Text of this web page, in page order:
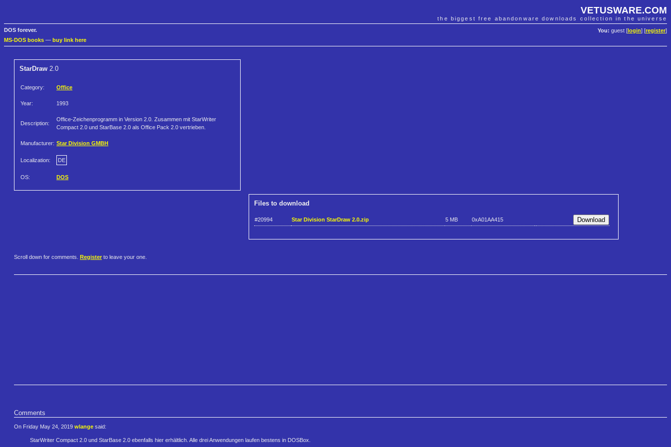
VETUSWARE.COM
the biggest free abandonware downloads collection in the universe
You: guest [ login] [register]
DOS forever.
MS-DOS books — buy link here
StarDraw 2.0
Category: Office
Year: 1993
Description:
Office-Zeichenprogramm in Version 2.0. Zusammen mit StarWriter
Compact 2.0 und StarBase 2.0 als Office Pack 2.0 vertrieben.
Manufacturer: Star Division GMBH
Localization: DE
OS: DOS
Files to download
#20994 Star Division StarDraw 2.0.zip 5 MB 0xA01AA415
Scroll down for comments. Register to leave your one.
Comments
On Friday May 24, 2019 wlange said:
StarWriter Compact 2.0 und StarBase 2.0 ebenfalls hier erhältlich. Alle drei Anwendungen laufen bestens in DOSBox.